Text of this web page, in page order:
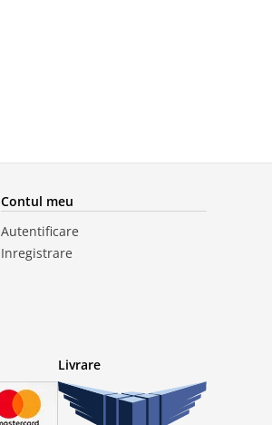
Contul meu
Autentificare
Inregistrare
Livrare